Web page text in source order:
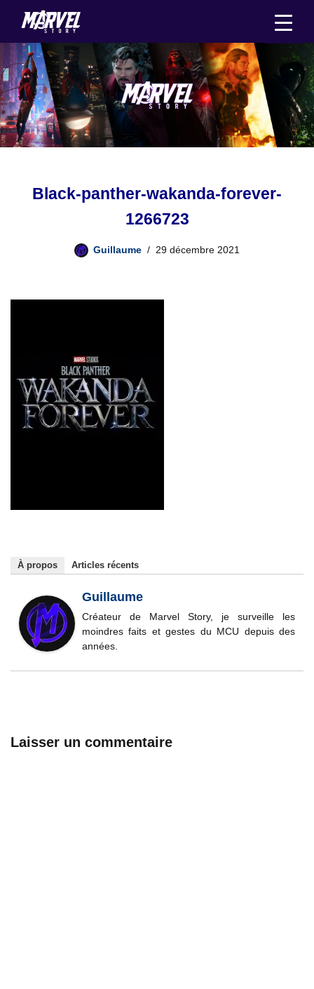
au
contenu
Black-panther-wakanda-forever-
1266723
Guillaume 29 décembre 2021
À propos Articles récents
Guillaume
Créateur de Marvel Story, je surveille les
moindres faits et gestes du MCU depuis des
années.
Laisser un commentaire